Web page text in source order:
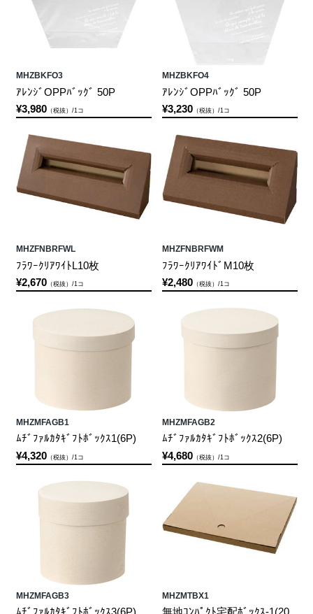
MHZBKFO3
ｱﾚﾝｼﾞOPPﾊﾞｯｸﾞ 50P
¥3,980（税抜）/1コ
MHZBKFO4
ｱﾚﾝｼﾞOPPﾊﾞｯｸﾞ 50P
¥3,230（税抜）/1コ
MHZFNBRFWL
ﾌﾗﾜｰｸﾘｱﾜｲﾄL10枚
¥2,670（税抜）/1コ
MHZFNBRFWM
ﾌﾗﾜｰｸﾘｱﾜｲﾄﾞM10枚
¥2,480（税抜）/1コ
MHZMFAGB1
ﾑﾁﾞﾌｧﾙｶﾀｷﾞﾌﾄﾎﾞｯｸｽ1(6P)
¥4,320（税抜）/1コ
MHZMFAGB2
ﾑﾁﾞﾌｧﾙｶﾀｷﾞﾌﾄﾎﾞｯｸｽ2(6P)
¥4,680（税抜）/1コ
MHZMFAGB3
ﾑﾁﾞﾌｧﾙｶﾀｷﾞﾌﾄﾎﾞｯｸｽ3(6P)
MHZMTBX1
無地ｺﾝﾊﾟｸﾄ宅配ﾎﾞｯｸｽ-1(20